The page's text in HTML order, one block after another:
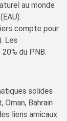
au monde
compte pour
Les
du PNB.
solides
Bahrain
liens amicaux